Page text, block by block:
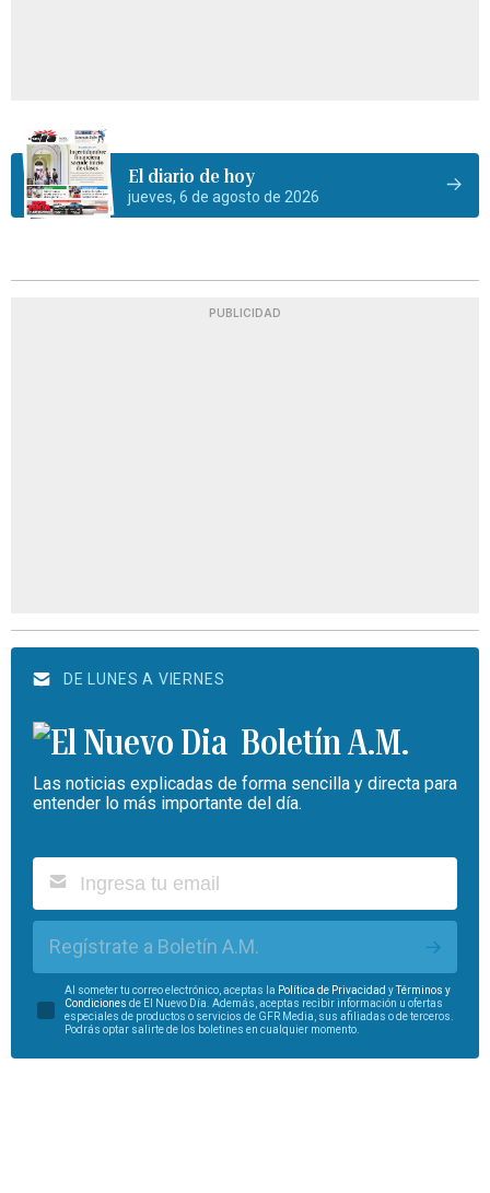
El diario de hoy
jueves, 6 de agosto de 2026
PUBLICIDAD
DE LUNES A VIERNES
Boletín A.M.
Las noticias explicadas de forma sencilla y directa para
entender lo más importante del día.
Regístrate a Boletín A.M.
Al someter tu correo electrónico, aceptas la Política de Privacidad y
Términos y
Condiciones de El Nuevo Día. Además, aceptas recibir información u ofertas
especiales de productos o servicios de GFR Media, sus afiliadas o de terceros.
Podrás optar salirte de los boletines en cualquier momento.